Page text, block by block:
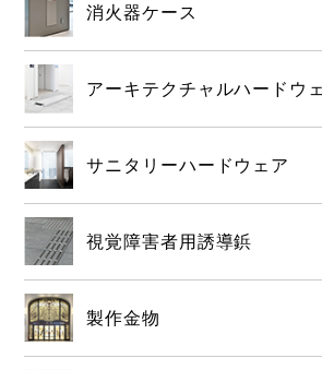
消火器ケース
アーキテクチャルハードウ
サニタリーハードウェア
視覚障害者用誘導鋲
製作金物